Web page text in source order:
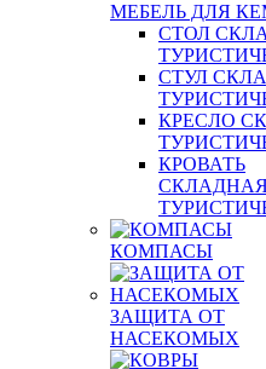
МЕБЕЛЬ ДЛЯ
СТОЛ
СТУЛ
КРЕСЛО
КРОВАТЬ
КОМПАСЫ
ЗАЩИТА ОТ
НАСЕКОМЫХ